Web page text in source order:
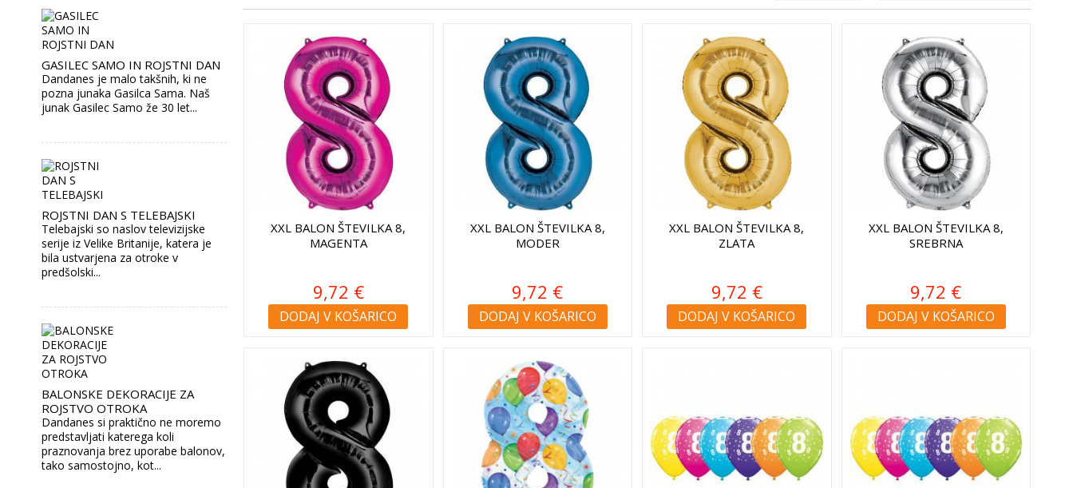
XXL BALON ŠTEVILKA 8,
MAGENTA
9,72 €
DODAJ V KOŠARICO
XXL BALON ŠTEVILKA 8,
MODER
9,72 €
DODAJ V KOŠARICO
XXL BALON ŠTEVILKA 8,
ZLATA
9,72 €
DODAJ V KOŠARICO
XXL BALON ŠTEVILKA 8,
SREBRNA
9,72 €
DODAJ V KOŠARICO
GASILEC SAMO IN ROJSTNI DAN
Dandanes je malo takšnih, ki ne
pozna junaka Gasilca Sama. Naš
junak Gasilec Samo že 30 let...
ROJSTNI DAN S TELEBAJSKI
Telebajski so naslov televizijske
serije iz Velike Britanije, katera je
bila ustvarjena za otroke v
predšolski...
BALONSKE DEKORACIJE ZA
ROJSTVO OTROKA
Dandanes si praktično ne moremo
predstavljati katerega koli
praznovanja brez uporabe balonov,
tako samostojno, kot...